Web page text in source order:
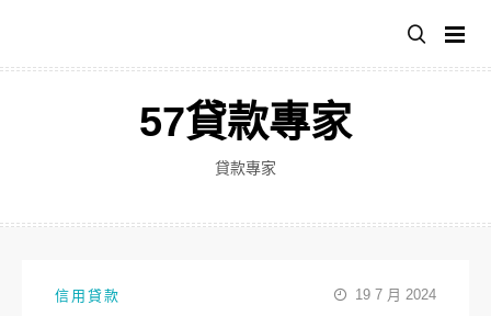
主
57貸款專家
貸款專家
信用貸款 19 7 月 2024